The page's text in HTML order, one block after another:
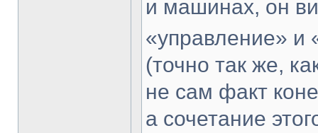
и машинах, он
«управление» и
(точно так же,
не сам факт
а сочетание